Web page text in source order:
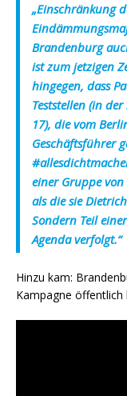
„Einschränkung
Brandenburg
ist zum jetzigen
hingegen, dass
Teststellen (in
17), die vom
Geschäftsführer
einer Gruppe
als die sie
Sondern Teil
Agenda verfolgt.“
Hinzu kam:
Kampagne öffentlich